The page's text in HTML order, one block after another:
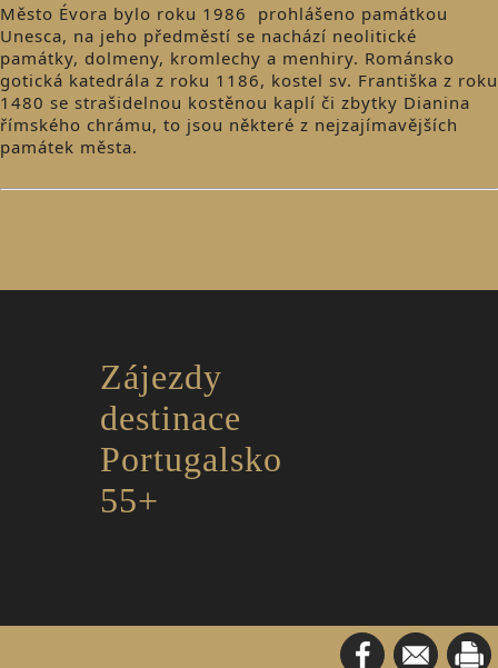
Město Évora bylo roku 1986 prohlášeno památkou
Unesca, na jeho předměstí se nachází neolitické
památky, dolmeny, kromlechy a menhiry. Románsko
gotická katedrála z roku 1186, kostel sv. Františka z roku
1480 se strašidelnou kostěnou kaplí či zbytky Dianina
římského chrámu, to jsou některé z nejzajímavějších
památek města.
Zájezdy
destinace
Portugalsko
55+